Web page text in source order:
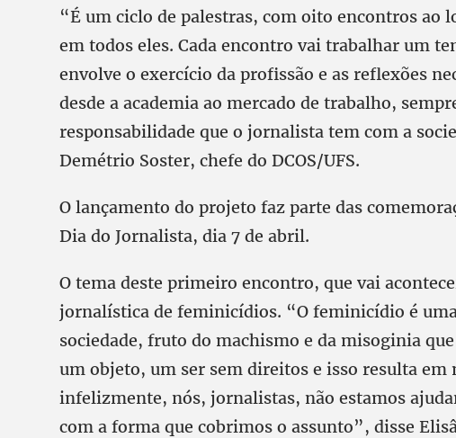
“É um ciclo de palestras, com oito encontros ao
em todos eles. Cada encontro vai trabalhar um
envolve o exercício da profissão e as reflexões
desde a academia ao mercado de trabalho,
responsabilidade que o jornalista tem com a
Demétrio Soster, chefe do DCOS/UFS.
O lançamento do projeto faz parte das
Dia do Jornalista, dia 7 de abril.
O tema deste primeiro encontro, que vai
jornalística de feminicídios. “O feminicídio é
sociedade, fruto do machismo e da misoginia
um objeto, um ser sem direitos e isso resulta em
infelizmente, nós, jornalistas, não estamos
com a forma que cobrimos o assunto”, disse